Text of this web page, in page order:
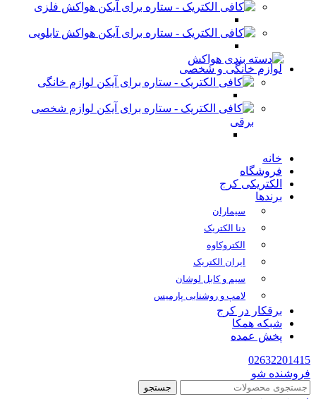
هواکش فلزی
هواکش تابلویی
لوازم خانگی و شخصی
لوازم خانگی
لوازم شخصی
برقی
خانه
فروشگاه
الکتریکی کرج
برندها
سیماران
دنا الکتریک
الکتروکاوه
ایران الکتریک
سیم و کابل لوشان
لامپ و روشنایی پارمیس
برقکار در کرج
شبکه همکا
پخش عمده
02632201415
فروشنده شو
جستجو